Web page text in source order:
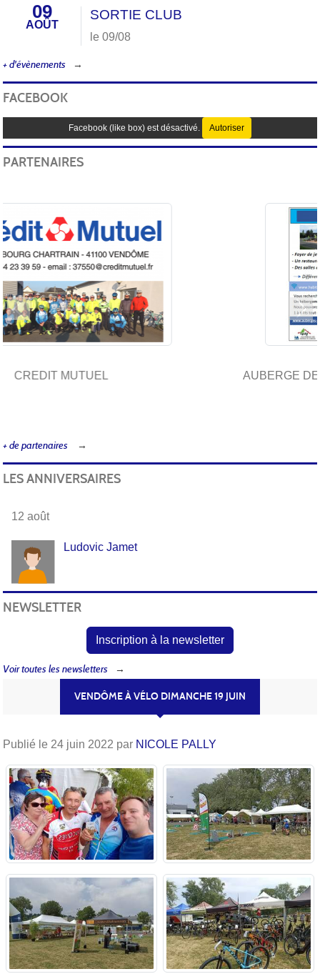
VENDÔME À VÉLO DIMANCHE 19 JUIN
Publié le 24 juin 2022 par NICOLE PALLY
09
AOÛT
SORTIE CLUB
le 09/08
+ d'évènements
FACEBOOK
Facebook (like box) est désactivé. Autoriser
PARTENAIRES
AUBERGE DE JEUNESSE / FOYER DES JEUNES
Précedent
+ de partenaires
LES ANNIVERSAIRES
12 août
Ludovic Jamet
NEWSLETTER
Inscription à la newsletter
Voir toutes les newsletters